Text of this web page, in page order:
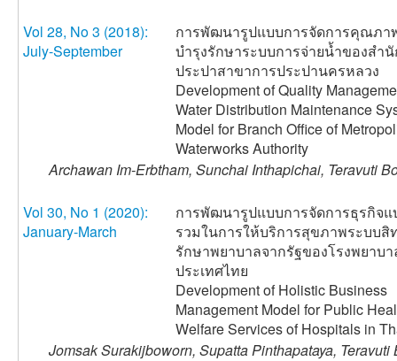
Vol 28, No 3 (2018):
July-September
การพัฒนารูปแบบการจัดการคุณภา
บำรุงรักษาระบบการจ่ายน้ำของสำ
ประปาสาขาการประปานครหลวง
Development of Quality
Water Distribution Maintenance
Model for Branch Office of
Waterworks Authority
Archawan Im-Erbtham, Sunchai Inthapichai, Teravuti
Vol 30, No 1 (2020):
January-March
การพัฒนารูปแบบการจัดการธุรกิจแ
รวมในการให้บริการสุขภาพระบบสิ
รักษาพยาบาลจากรัฐของโรงพยาบ
ประเทศไทย
Development of Holistic Business
Management Model for Public
Welfare Services of Hospitals in
Jomsak Surakijboworn, Supatta Pinthapataya,